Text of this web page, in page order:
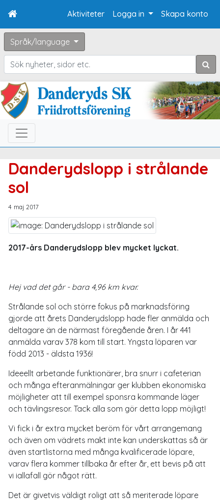
Aktiviteter Logga in Skapa konto
Språk/language
Sök
Danderydslopp i strålande
sol
4 maj 2017
2017-års Danderydslopp blev mycket lyckat.
Hej vad det går - bara 4,96 km kvar.
Strålande sol och större fokus på marknadsföring
gjorde att årets Danderydslopp hade fler anmälda och
deltagare än de närmast föregående åren. I år 441
anmälda varav 378 kom till start. Yngsta löparen var
född 2013 - äldsta 1936!
Ideeellt arbetande funktionärer, bra snurr i cafeterian
och många efteranmälningar ger klubben ekonomiska
möjligheter att till exempel sponsra kommande läger
och tävlingsresor. Tack alla som gör detta lopp möjligt!
Vi fick i år extra mycket beröm för vårt arrangemang
och även om vädrets makt inte kan underskattas så är
även startlistorna med många kvalificerade löpare,
varav flera kommer tillbaka år efter år, ett bevis på att
vi iallafall gör något rätt.
Det är givetvis väldigt roligt att så meriterade löpare